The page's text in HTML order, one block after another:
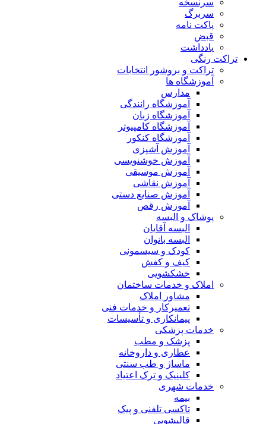
سربرگ
پاکت نامه
قبض
یادداشت
تراکت رنگی
تراکت و بروشور انتخابات
آموزشگاه ها
مدارس
آموزشگاه رانندگی
آموزشگاه زبان
آموزشگاه کامپیوتر
آموزشگاه کنکور
آموزش آشپزی
آموزش خوشنویسی
آموزش موسیقی
آموزش نقاشی
آموزش صنایع دستی
آموزش رقص
پوشاک و البسه
البسه آقایان
البسه بانوان
کودک و سیسمونی
کیف و کفش
خشکشویی
املاک و خدمات ساختمان
مشاور املاک
تعمیرکار و خدمات فنی
پیمانکاری و تأسیسات
خدمات پزشکی
پزشک و مطب
عطاری و داروخانه
ماساژ و طب سنتی
کلینیک و ترک اعتیاد
خدمات شهری
بیمه
تاکسی تلفنی و پیک
قالیشویی